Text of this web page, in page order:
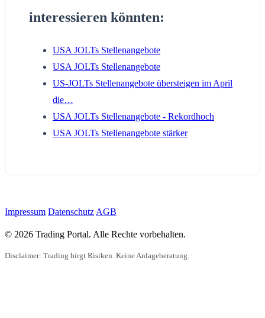
interessieren könnten:
USA JOLTs Stellenangebote
USA JOLTs Stellenangebote
US-JOLTs Stellenangebote übersteigen im April
die…
USA JOLTs Stellenangebote - Rekordhoch
USA JOLTs Stellenangebote stärker
Impressum Datenschutz AGB
© 2026 Trading Portal. Alle Rechte vorbehalten.
Disclaimer: Trading birgt Risiken. Keine Anlageberatung.